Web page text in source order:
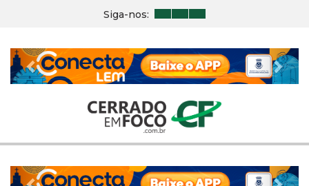
Siga-nos:
Previous Next
Previous Next